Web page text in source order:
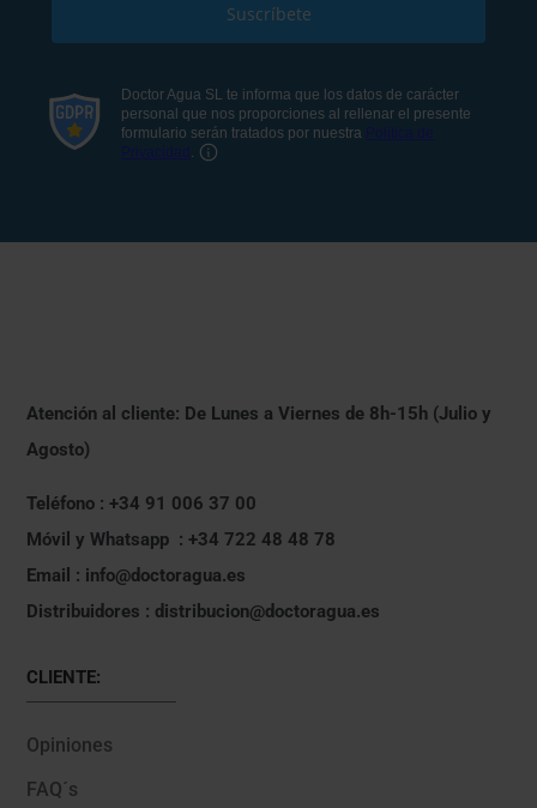
Atención al cliente: De Lunes a Viernes de 8h-15h (Julio y
Agosto)
Teléfono : +34 91 006 37 00
Móvil y Whatsapp : +34 722 48 48 78
Email : info@doctoragua.es
Distribuidores : distribucion@doctoragua.es
CLIENTE:
Opiniones
FAQ´s